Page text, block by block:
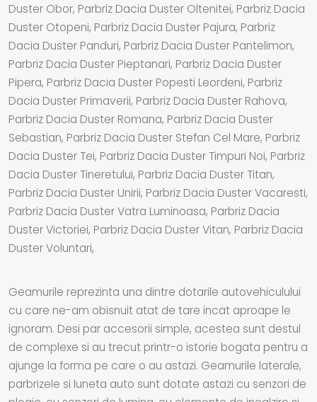
Duster Obor, Parbriz Dacia Duster Oltenitei, Parbriz Dacia
Duster Otopeni, Parbriz Dacia Duster Pajura, Parbriz
Dacia Duster Panduri, Parbriz Dacia Duster Pantelimon,
Parbriz Dacia Duster Pieptanari, Parbriz Dacia Duster
Pipera, Parbriz Dacia Duster Popesti Leordeni, Parbriz
Dacia Duster Primaverii, Parbriz Dacia Duster Rahova,
Parbriz Dacia Duster Romana, Parbriz Dacia Duster
Sebastian, Parbriz Dacia Duster Stefan Cel Mare, Parbriz
Dacia Duster Tei, Parbriz Dacia Duster Timpuri Noi, Parbriz
Dacia Duster Tineretului, Parbriz Dacia Duster Titan,
Parbriz Dacia Duster Unirii, Parbriz Dacia Duster Vacaresti,
Parbriz Dacia Duster Vatra Luminoasa, Parbriz Dacia
Duster Victoriei, Parbriz Dacia Duster Vitan, Parbriz Dacia
Duster Voluntari,
Geamurile reprezinta una dintre dotarile autovehiculului
cu care ne-am obisnuit atat de tare incat aproape le
ignoram. Desi par accesorii simple, acestea sunt destul
de complexe si au trecut printr-o istorie bogata pentru a
ajunge la forma pe care o au astazi. Geamurile laterale,
parbrizele si luneta auto sunt dotate astazi cu senzori de